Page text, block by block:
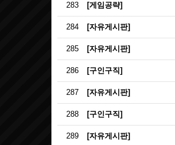
283 [게임공략]
284 [자유게시판]
285 [자유게시판]
286 [구인구직]
287 [자유게시판]
288 [구인구직]
289 [자유게시판]